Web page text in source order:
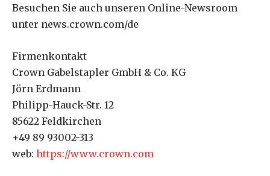
Besuchen Sie auch unseren Online-Newsroom
unter news.crown.com/de
Firmenkontakt
Crown Gabelstapler GmbH & Co. KG
Jörn Erdmann
Philipp-Hauck-Str. 12
85622 Feldkirchen
+49 89 93002-313
web: https://www.crown.com